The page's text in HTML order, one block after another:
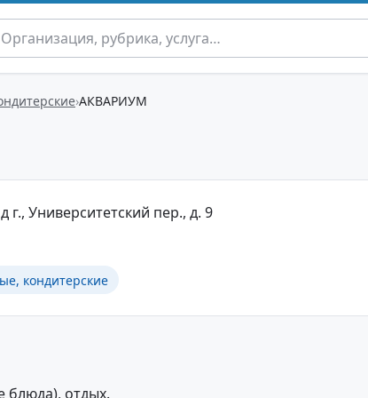
АКВАРИУМ
Университетский пер., д. 9
кондитерские
блюда), отдых.